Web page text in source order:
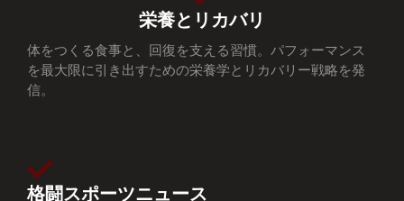
栄養とリカバリ
体をつくる食事と、回復を支える習慣。パフォーマンス
を最大限に引き出すための栄養学とリカバリー戦略を発
信。
格闘スポーツニュース